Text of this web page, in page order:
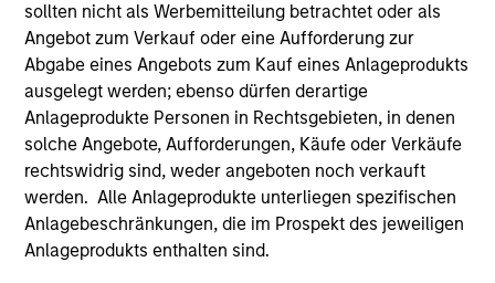
sollten nicht als Werbemitteilung betrachtet oder als
Angebot zum Verkauf oder eine Aufforderung zur
Abgabe eines Angebots zum Kauf eines Anlageprodukts
ausgelegt werden; ebenso dürfen derartige
Anlageprodukte Personen in Rechtsgebieten, in denen
solche Angebote, Aufforderungen, Käufe oder Verkäufe
rechtswidrig sind, weder angeboten noch verkauft
werden. Alle Anlageprodukte unterliegen spezifischen
Anlagebeschränkungen, die im Prospekt des jeweiligen
Anlageprodukts enthalten sind.
ARTICLE
2026 Russell Reconstitution: A New